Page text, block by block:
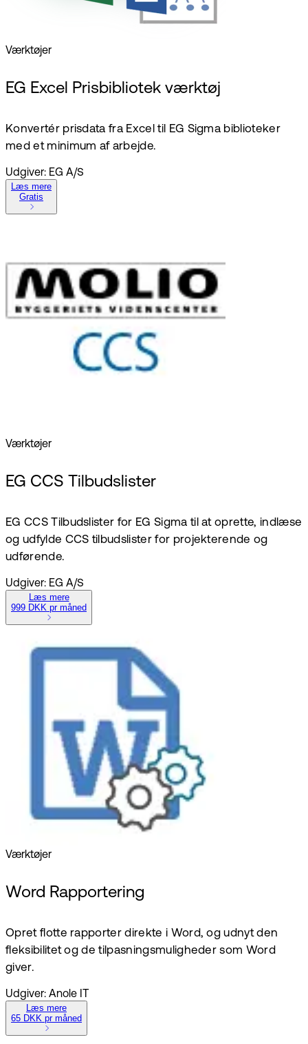
Værktøjer
EG Excel Prisbibliotek værktøj
Konvertér prisdata fra Excel til EG Sigma biblioteker
med et minimum af arbejde.
Udgiver: EG A/S
Læs mere
Gratis
Værktøjer
EG CCS Tilbudslister
EG CCS Tilbudslister for EG Sigma til at oprette, indlæse
og udfylde CCS tilbudslister for projekterende og
udførende.
Udgiver: EG A/S
Læs mere
999 DKK pr måned
Værktøjer
Word Rapportering
Opret flotte rapporter direkte i Word, og udnyt den
fleksibilitet og de tilpasningsmuligheder som Word
giver.
Udgiver: Anole IT
Læs mere
65 DKK pr måned